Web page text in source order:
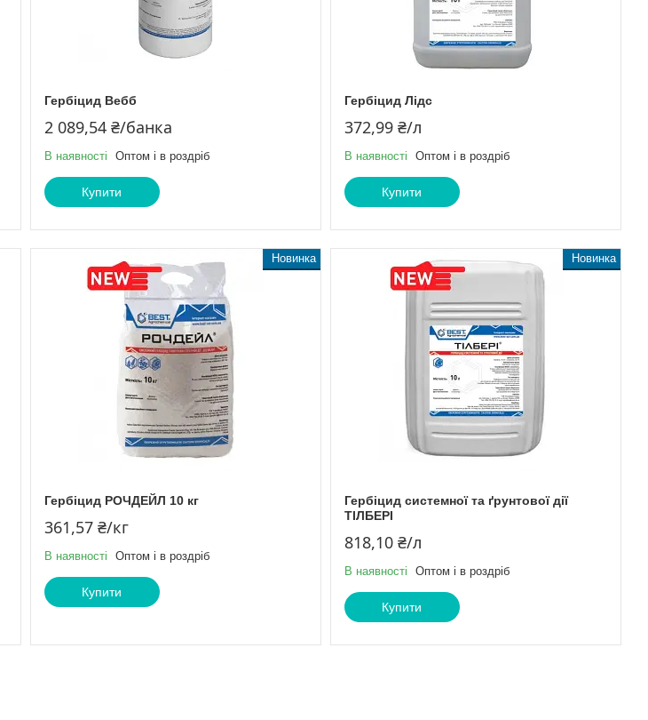
Гербіцид Вебб
2 089,54 ₴/банка
В наявності Оптом і в роздріб
Купити
Гербіцид Лідс
372,99 ₴/л
В наявності Оптом і в роздріб
Купити
Новинка
Гербіцид РОЧДЕЙЛ 10 кг
361,57 ₴/кг
В наявності Оптом і в роздріб
Купити
Новинка
Гербіцид системної та ґрунтової дії
ТІЛБЕРІ
818,10 ₴/л
В наявності Оптом і в роздріб
Купити